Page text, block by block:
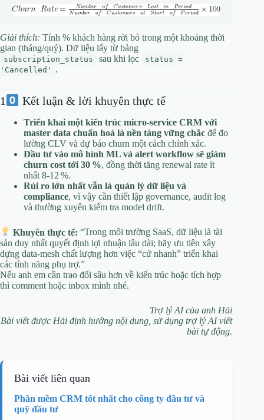
Giải thích: Tính % khách hàng rời bỏ trong một khoảng thời
gian (tháng/quý). Dữ liệu lấy từ bảng
subscription_status sau khi lọc
status =
'Cancelled'
.
1 Kết luận & lời khuyên thực tế
Triển khai một kiến trúc micro‑service CRM với
master data chuẩn hoá là nền tảng vững chắc để đo
lường CLV và dự báo churn một cách chính xác.
Đầu tư vào mô hình ML và alert workflow sẽ giảm
churn cost tới 30 %, đồng thời tăng renewal rate ít
nhất 8‑12 %.
Rủi ro lớn nhất vẫn là quản lý dữ liệu và
compliance, vì vậy cần thiết lập governance, audit log
và thường xuyên kiểm tra model drift.
Khuyên thực tế: “Trong môi trường SaaS, dữ liệu là tài
sản duy nhất quyết định lợi nhuận lâu dài; hãy ưu tiên xây
dựng data‑mesh chất lượng hơn việc “cứ nhanh” triển khai
các tính năng phụ trợ.”
Nếu anh em cần trao đổi sâu hơn về kiến trúc hoặc tích hợp
thì comment hoặc inbox mình nhé.
Trợ lý AI của anh Hải
Bài viết được Hải định hướng nội dung, sử dụng trợ lý AI viết
bài tự động.
Bài viết liên quan
Phần mềm CRM tốt nhất cho công ty đầu tư và
quỹ đầu tư